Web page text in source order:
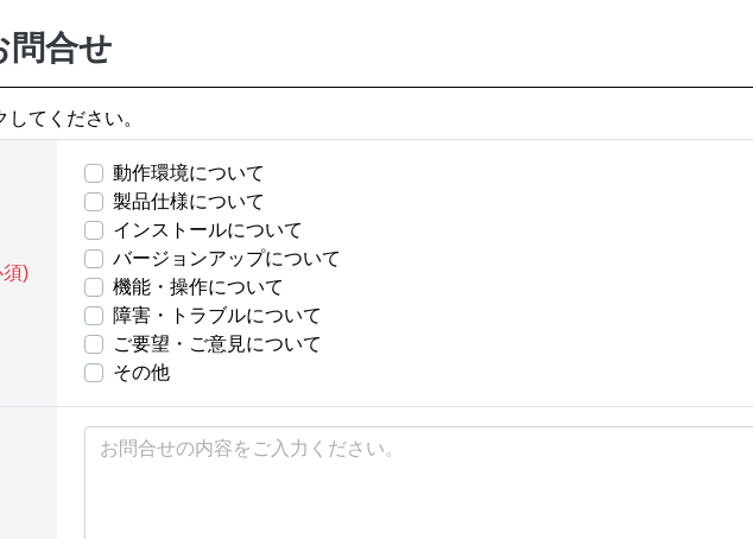
問合せ
てください。
須)
動作環境について
製品仕様について
インストールについて
バージョンアップについて
機能・操作について
障害・トラブルについて
ご要望・ご意見について
その他